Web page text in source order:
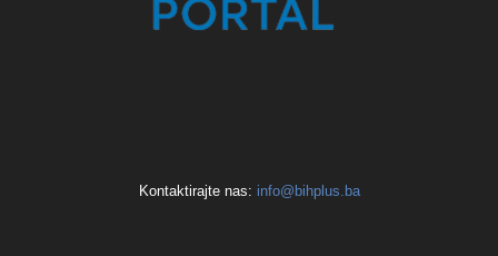
Kontaktirajte nas: info@bihplus.ba